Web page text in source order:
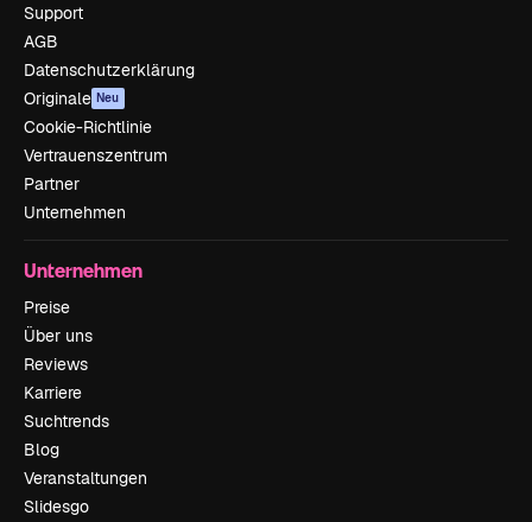
Support
AGB
Datenschutzerklärung
Originale Neu
Cookie-Richtlinie
Vertrauenszentrum
Partner
Unternehmen
Unternehmen
Preise
Über uns
Reviews
Karriere
Suchtrends
Blog
Veranstaltungen
Slidesgo